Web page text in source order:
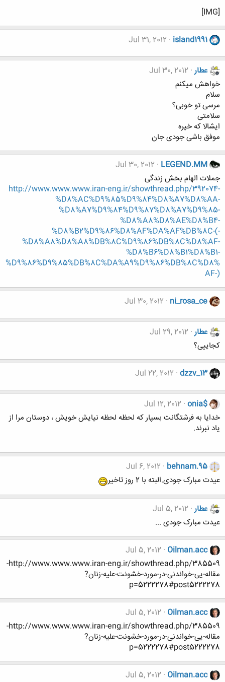
[IMG]
island1991
Jul 31, 2012
عطار Jul 30, 2012
خواهش میکنم
سلام
مرسی تو خوبی؟
سلامتی
ایشالا که خیره
موفق باشی جودی جان
LEGEND.MM
Jul 30, 2012
جملات الهام بخش زندگی
http://www.www.www.iran-eng.ir/showthread.php/392074-
%D8%AC%D9%85%D9%84%D8%A7%D8%AA-
%D8%A7%D9%84%D9%87%D8%A7%D9%85-
%D8%A8%D8%AE%D8%B4-
%D8%B2%D9%86%D8%AF%DA%AF%DB%8C-(-
%D8%A8%D8%A8%DB%8C%D9%86%DB%8C%D8%AF-
%D8%B6%D8%B1%D8%B1-
%D9%86%D9%85%DB%8C%DA%A9%D9%86%DB%8C%D8%
AF-)
ni_rosa_ce
Jul 30, 2012
عطار Jul 29, 2012
کجاییی؟
dzzv_13
Jul 22, 2012
onia$
Jul 12, 2012
خدایا به فرشتگانت بسپار که لحظه لحظه نیایش خویش ، دوستان مرا از
یاد نبرند.
behnam.95
Jul 6, 2012
عیدت مبارک جودی.البته با 2 روز تاخیر
عطار Jul 5, 2012
عیدت مبارک جودی ...
Oilman.acc
Jul 5, 2012
http://www.www.www.iran-eng.ir/showthread.php/385509-
مقاله-یی-خواندنی-در-مورد-خشونت-علیه-زنان?
p=5222278#post5222278
Oilman.acc
Jul 5, 2012
http://www.www.www.iran-eng.ir/showthread.php/385509-
مقاله-یی-خواندنی-در-مورد-خشونت-علیه-زنان?
p=5222278#post5222278
Oilman.acc
Jul 5, 2012